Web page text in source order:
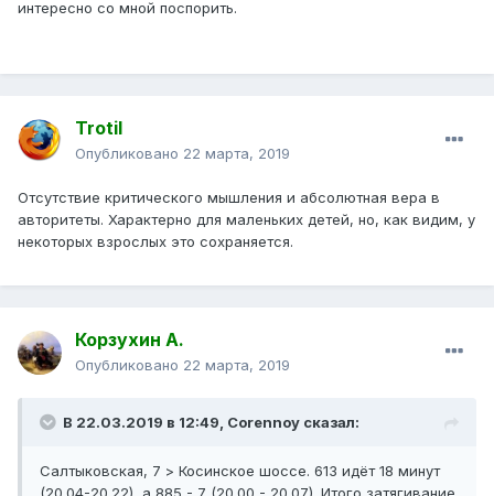
интересно со мной поспорить.
Trotil
Опубликовано 22 марта, 2019
Отсутствие критического мышления и абсолютная вера в
авторитеты. Характерно для маленьких детей, но, как видим, у
некоторых взрослых это сохраняется.
Корзухин А.
Опубликовано 22 марта, 2019
В 22.03.2019 в 12:49, Corennoy сказал:
Салтыковская, 7 > Косинское шоссе. 613 идёт 18 минут